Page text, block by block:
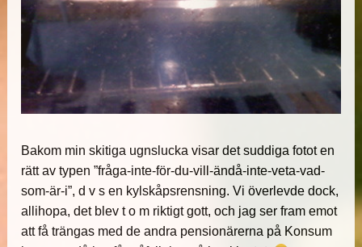
Bakom min skitiga ugnslucka visar det suddiga fotot en
rätt av typen ”fråga-inte-för-du-vill-ändå-inte-veta-vad-
som-är-i”, d v s en kylskåpsrensning. Vi överlevde dock,
allihopa, det blev t o m riktigt gott, och jag ser fram emot
att få trängas med de andra pensionärerna på Konsum